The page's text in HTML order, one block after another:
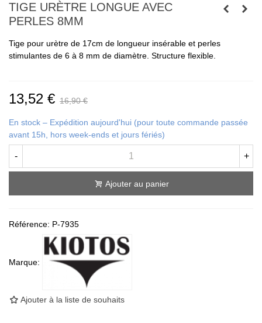
TIGE URÈTRE LONGUE AVEC
PERLES 8MM
Tige pour urètre de 17cm de longueur insérable et perles
stimulantes de 6 à 8 mm de diamètre. Structure flexible.
13,52 € 16,90 €
En stock – Expédition aujourd'hui (pour toute commande passée
avant 15h, hors week-ends et jours fériés)
- +
Ajouter au panier
Référence: P-7935
Marque:
Ajouter à la liste de souhaits